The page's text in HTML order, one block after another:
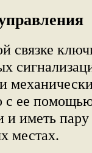
связке
с ее
иметь пару
местах.